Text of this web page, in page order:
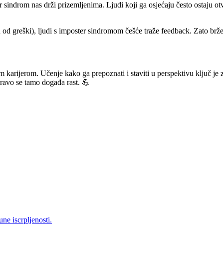
nas drži prizemljenima. Ljudi koji ga osjećaju često ostaju
greški), ljudi s imposter sindromom češće traže feedback. Zato
karijerom. Učenje kako ga prepoznati i staviti u perspektivu ključ
se tamo događa rast. 💪
iscrpljenosti.